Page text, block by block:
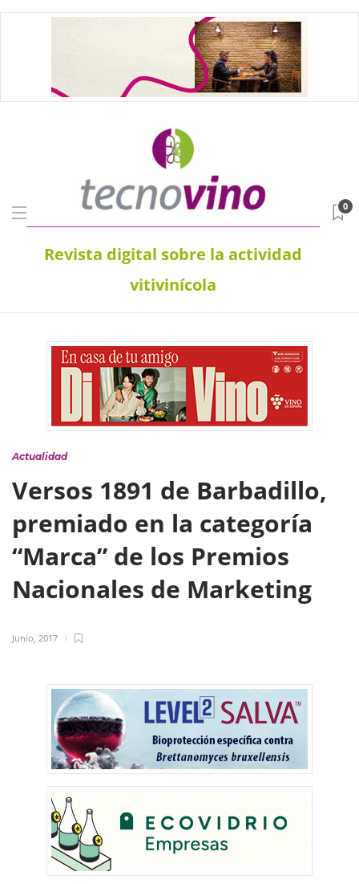
Revista digital sobre la actividad
vitivinícola
0
Actualidad
Versos 1891 de Barbadillo,
premiado en la categoría
“Marca” de los Premios
Nacionales de Marketing
Junio, 2017